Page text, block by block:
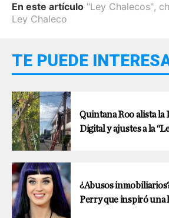
En este artículo "Ley Chalecos",
Ley Chaleco
TE PUEDE
Quintana Roo alista la
Digital y ajustes a la
¿Abusos
Perry que inspiró una